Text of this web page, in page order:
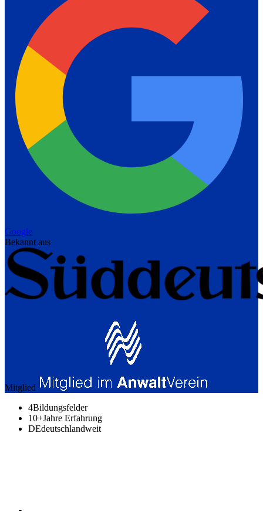
Google
Bekannt aus
Mitglied
4Bildungsfelder
10+Jahre Erfahrung
DEdeutschlandweit